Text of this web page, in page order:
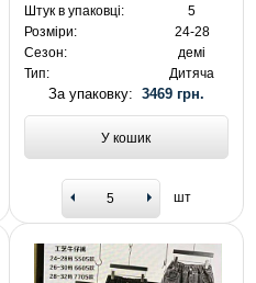
Штук в упаковці:
5
Розміри:
24-28
Сезон:
демі
Тип:
Дитяча
За упаковку: 3469 грн.
У кошик
шт